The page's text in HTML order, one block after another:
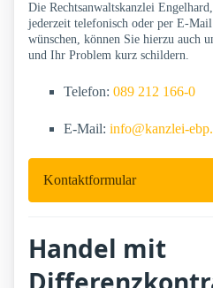
Die Rechtsanwaltskanzlei
jederzeit telefonisch oder per E-
wünschen, können Sie hierzu auch
und Ihr Problem kurz schildern.
Telefon: 089 212 166-0
E-Mail: info@kanzlei-
Kontaktformular
Handel mit